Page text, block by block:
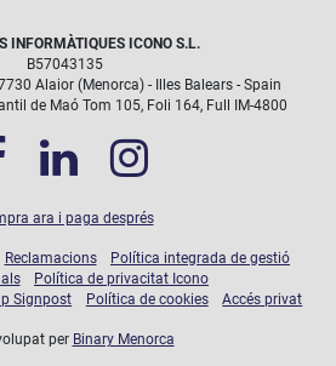
INFORMÀTIQUES ICONO S.L.
B57043135
Alaior (Menorca) - Illes Balears - Spain
de Maó Tom 105, Foli 164, Full IM-4800
ara i paga després
Reclamacions
Política integrada de gestió
Política de privacitat Icono
Signpost
Política de cookies Accés privat
per Binary Menorca